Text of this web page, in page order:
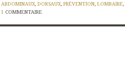
ABDOMINAUX, DORSAUX, PRÉVENTION, LOMBAIRE,
1 COMMENTAIRE